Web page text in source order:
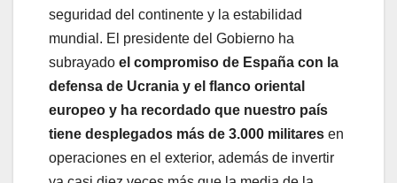
seguridad del continente y la estabilidad
mundial. El presidente del Gobierno ha
subrayado el compromiso de España con la
defensa de Ucrania y el flanco oriental
europeo y ha recordado que nuestro país
tiene desplegados más de 3.000 militares en
operaciones en el exterior, además de invertir